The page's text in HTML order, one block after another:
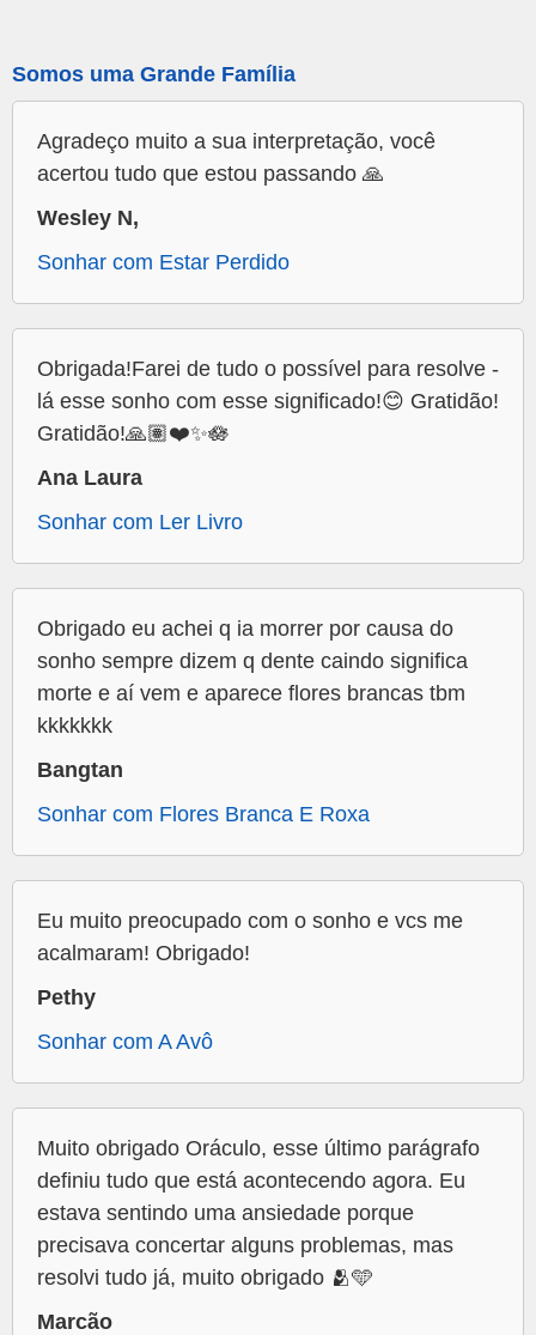
Somos uma Grande Família
Agradeço muito a sua interpretação, você
acertou tudo que estou passando 🙏
Wesley N,
Sonhar com Estar Perdido
Obrigada!Farei de tudo o possível para resolve -
lá esse sonho com esse significado!😊 Gratidão!
Gratidão!🙏🏽❤️✨🪷
Ana Laura
Sonhar com Ler Livro
Obrigado eu achei q ia morrer por causa do
sonho sempre dizem q dente caindo significa
morte e aí vem e aparece flores brancas tbm
kkkkkkk
Bangtan
Sonhar com Flores Branca E Roxa
Eu muito preocupado com o sonho e vcs me
acalmaram! Obrigado!
Pethy
Sonhar com A Avô
Muito obrigado Oráculo, esse último parágrafo
definiu tudo que está acontecendo agora. Eu
estava sentindo uma ansiedade porque
precisava concertar alguns problemas, mas
resolvi tudo já, muito obrigado 🫂🩵
Marcão